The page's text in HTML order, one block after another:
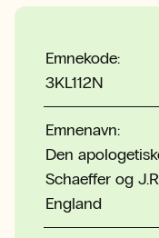
Emnekode:
3KL112N
Emnenavn:
Den
Schaeffer og
England